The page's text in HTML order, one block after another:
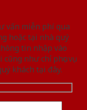
vấn miễn phí qua
hoặc tại nhà quý
tin nhập vào
như chỉ phục vụ
khách tại đây.